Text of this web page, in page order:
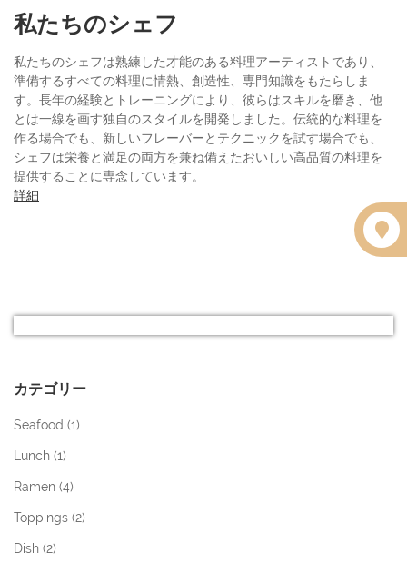
私たちのシェフ
私たちのシェフは熟練した才能のある料理アーティストであり、
準備するすべての料理に情熱、創造性、専門知識をもたらしま
す。長年の経験とトレーニングにより、彼らはスキルを磨き、他
とは一線を画す独自のスタイルを開発しました。伝統的な料理を
作る場合でも、新しいフレーバーとテクニックを試す場合でも、
シェフは栄養と満足の両方を兼ね備えたおいしい高品質の料理を
提供することに専念しています。
詳細
カテゴリー
Seafood (1)
Lunch (1)
Ramen (4)
Toppings (2)
Dish (2)